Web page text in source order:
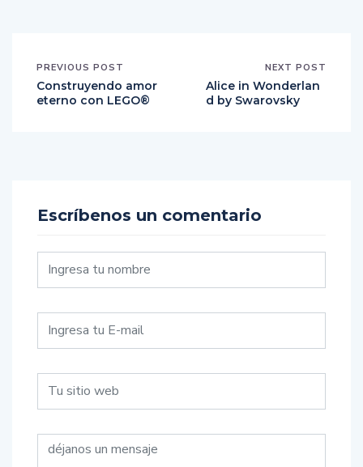
PREVIOUS POST
Construyendo amor
eterno con LEGO®
NEXT POST
Alice in Wonderlan
d by Swarovsky
Escríbenos un comentario